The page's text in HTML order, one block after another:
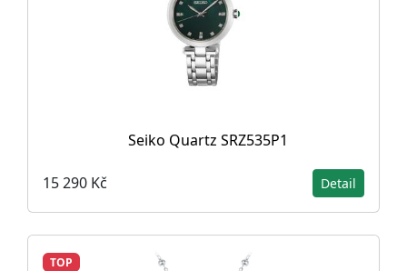
Seiko Quartz SRZ535P1
15 290 Kč Detail
TOP